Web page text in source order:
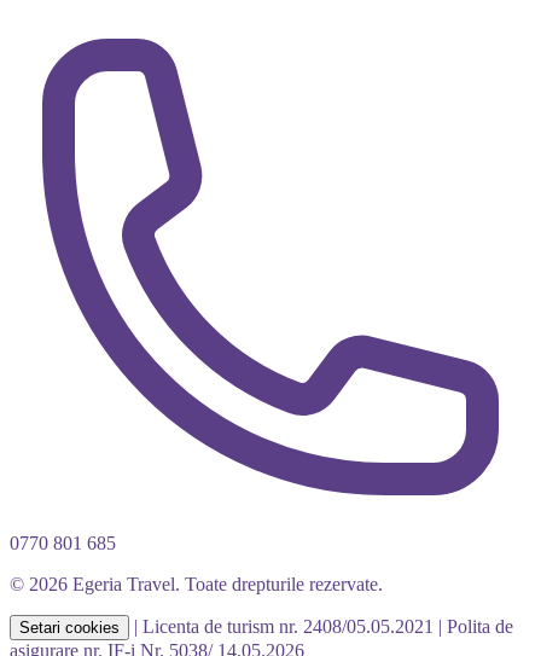
0770 801 685
© 2026 Egeria Travel. Toate drepturile rezervate.
Setari cookies | Licenta de turism nr. 2408/05.05.2021 | Polita de
asigurare nr. IF-i Nr. 5038/ 14.05.2026